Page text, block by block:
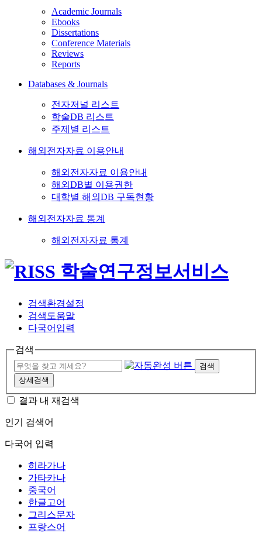
Academic Journals
Ebooks
Dissertations
Conference Materials
Reviews
Reports
Databases & Journals
전자저널 리스트
학술DB 리스트
주제별 리스트
해외전자자료 이용안내
해외전자자료 이용안내
해외DB별 이용권한
대학별 해외DB 구독현황
해외전자자료 통계
해외전자자료 통계
검색환경설정
검색도움말
다국어입력
검색
검색
상세검색
결과 내 재검색
인기 검색어
다국어 입력
히라가나
가타카나
중국어
한글고어
그리스문자
프랑스어